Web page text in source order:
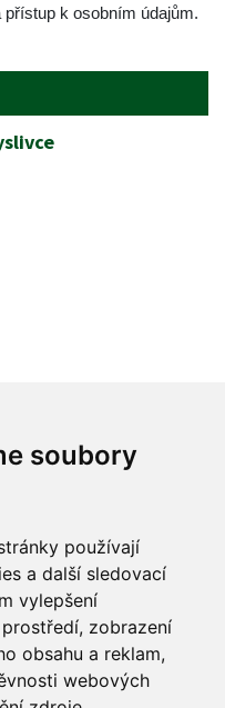
soubory
používají
a další sledovací
vylepšení
zobrazení
obsahu a reklam,
webových
k osobním údajům.